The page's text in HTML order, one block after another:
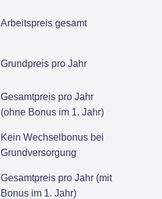
Arbeitspreis gesamt
Grundpreis pro Jahr
Gesamtpreis pro Jahr
(ohne Bonus im 1. Jahr)
Kein Wechselbonus bei
Grundversorgung
Gesamtpreis pro Jahr (mit
Bonus im 1. Jahr)